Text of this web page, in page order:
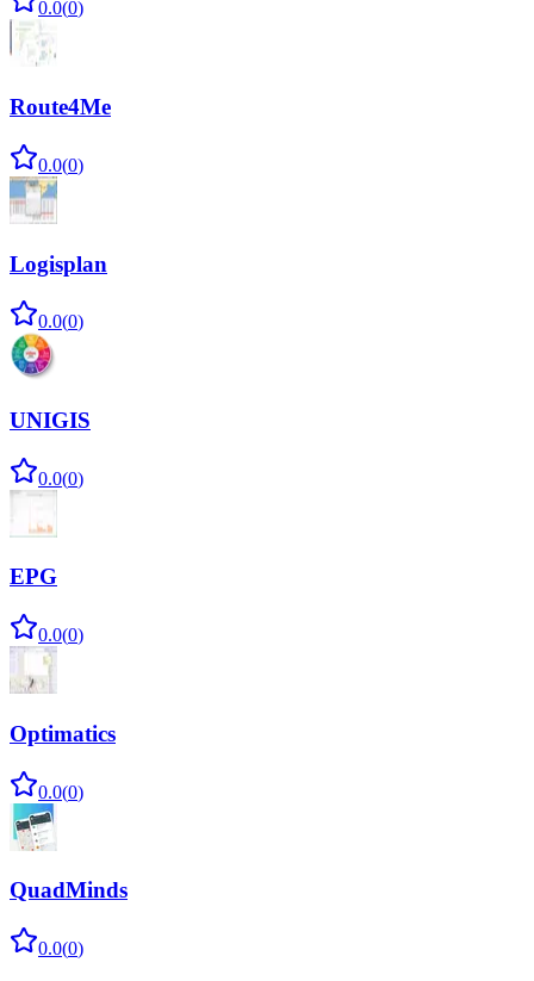
0.0(0)
Route4Me
0.0(0)
Logisplan
0.0(0)
UNIGIS
0.0(0)
EPG
0.0(0)
Optimatics
0.0(0)
QuadMinds
0.0(0)